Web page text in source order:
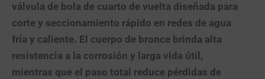
válvula de bola de cuarto de vuelta diseñada para
corte y seccionamiento rápido en redes de agua
fría y caliente. El cuerpo de bronce brinda alta
resistencia a la corrosión y larga vida útil,
mientras que el paso total reduce pérdidas de